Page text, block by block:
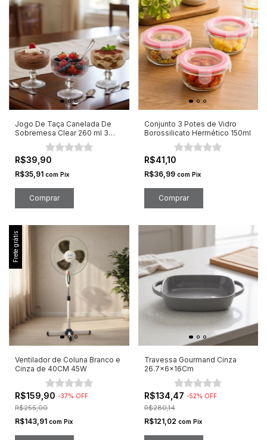
Jogo De Taça Canelada De
Sobremesa Clear 260 ml 3
R$39,90
R$35,91 com Pix
Conjunto 3 Potes de Vidro
Borossilicato Hermético 150ml
R$41,10
R$36,99 com Pix
Frete grátis
Ventilador de Coluna Branco e
Cinza de 40CM 45W
R$159,90 -37% OFF
R$255,00
R$143,91 com Pix
Travessa Gourmand Cinza
26.7x6x16Cm
R$134,47 -52% OFF
R$280,14
R$121,02 com Pix